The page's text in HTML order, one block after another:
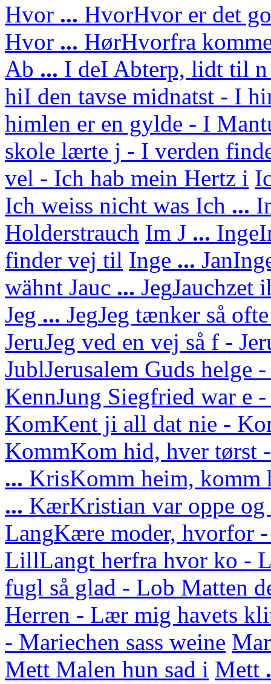
Hvor ... HvorHvor er det
Hvor ... HørHvorfra
Ab ... I deI Abterp, lidt til n
hiI den tavse midnatst - I
himlen er en gylde - I
skole lærte j - I verden
vel - Ich hab mein Hertz i
Ich weiss nicht was Ich ...
Holderstrauch Im J ... Inge
finder vej til Inge ... Jan
wähnt Jauc ... JegJauchzet
Jeg ... JegJeg tænker så
JeruJeg ved en vej så f -
JublJerusalem Guds helge
KennJung Siegfried war e
KomKent ji all dat nie -
KommKom hid, hver tørst
... KrisKomm heim, komm
... KærKristian var oppe
LangKære moder, hvorfor
LillLangt herfra hvor ko -
fugl så glad - Lob Matten
Herren - Lær mig havets
- Mariechen sass weine
Mett Malen hun sad i Mett